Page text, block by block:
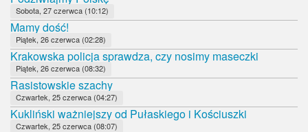
Sobota, 27 czerwca (10:12)
Mamy dość!
Piątek, 26 czerwca (02:28)
Krakowska policja sprawdza, czy nosimy maseczki
Piątek, 26 czerwca (08:32)
Rasistowskie szachy
Czwartek, 25 czerwca (04:27)
Kukliński ważniejszy od Pułaskiego i Kościuszki
Czwartek, 25 czerwca (08:07)